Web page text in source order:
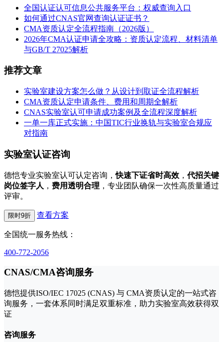
全国认证认可信息公共服务平台：权威查询入口
如何通过CNAS官网查询认证证书？
CMA资质认定全流程指南（2026版）
2026年CMA认证申请全攻略：资质认定流程、材料清单
与GB/T 27025解析
推荐文章
实验室建设方案怎么做？从设计到取证全流程解析
CMA资质认定申请条件、费用和周期全解析
CNAS实验室认可申请成功案例及全流程深度解析
一单一库正式实施：中国TIC行业换轨与实验室合规应
对指南
实验室认证咨询
德恺专业实验室认可认定咨询，快速下证省时高效 ，代招关键
岗位签字人 ， 费用透明合理 ，专业团队确保一次性高质量通过
评审。
限时9折 查看方案
全国统一服务热线：
400-772-2056
CNAS/CMA咨询服务
德恺提供ISO/IEC 17025 (CNAS) 与 CMA资质认定的一站式咨
询服务，一套体系同时满足双重标准，助力实验室高效获得双
证
咨询服务